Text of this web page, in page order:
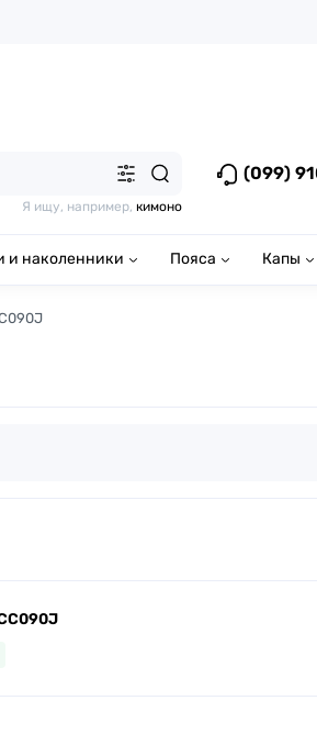
(099)
Я ищу, например, кимоно
и наколенники Пояса Капы